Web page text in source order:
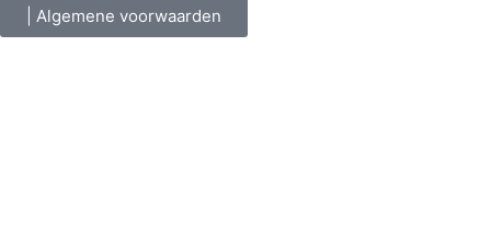
| Algemene voorwaarden